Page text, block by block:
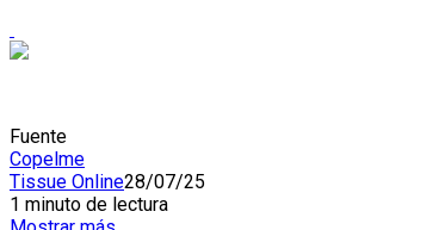
Fuente
Copelme
Tissue Online28/07/25
1 minuto de lectura